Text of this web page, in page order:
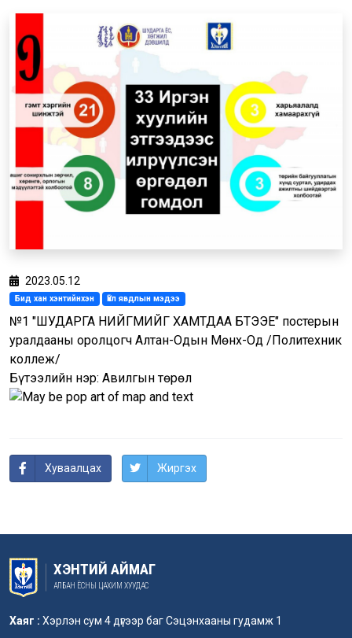
2023.05.12
Бид хан хэнтийнхэн Үйл явдлын мэдээ
№1 "ШУДАРГА НИЙГМИЙГ ХАМТДАА БҮТЭЭЕ" постерын
уралдааны оролцогч Алтан-Одын Мөнх-Од /Политехник
коллеж/
Бүтээлийн нэр: Авилгын төрөл
Хуваалцах Жиргэх
ХЭНТИЙ АЙМАГ
АЛБАН ЁСНЫ ЦАХИМ ХУУДАС
Хаяг : Хэрлэн сум 4 дүгээр баг Сэцэнхааны гудамж 1